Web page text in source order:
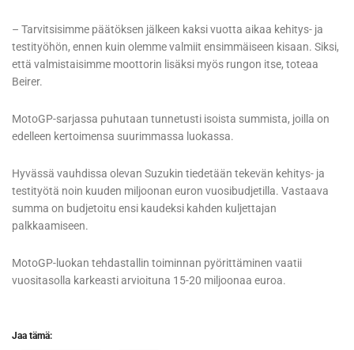
– Tarvitsisimme päätöksen jälkeen kaksi vuotta aikaa kehitys- ja
testityöhön, ennen kuin olemme valmiit ensimmäiseen kisaan. Siksi,
että valmistaisimme moottorin lisäksi myös rungon itse, toteaa
Beirer.
MotoGP-sarjassa puhutaan tunnetusti isoista summista, joilla on
edelleen kertoimensa suurimmassa luokassa.
Hyvässä vauhdissa olevan Suzukin tiedetään tekevän kehitys- ja
testityötä noin kuuden miljoonan euron vuosibudjetilla. Vastaava
summa on budjetoitu ensi kaudeksi kahden kuljettajan
palkkaamiseen.
MotoGP-luokan tehdastallin toiminnan pyörittäminen vaatii
vuositasolla karkeasti arvioituna 15-20 miljoonaa euroa.
Jaa tämä: